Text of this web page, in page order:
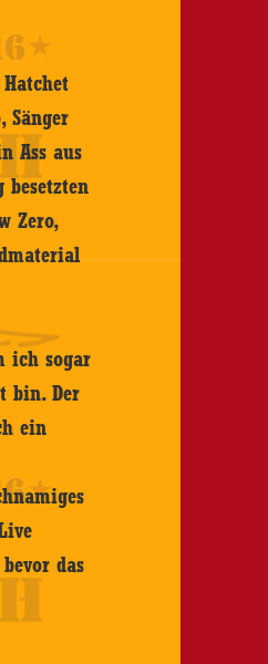
Sänger
Ass aus
Zero,
ich sogar
bin. Der
ein
das